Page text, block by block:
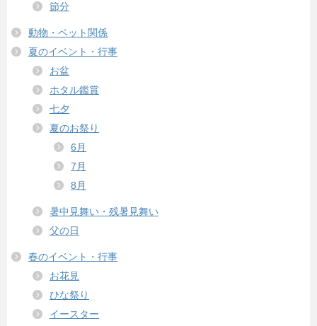
節分
動物・ペット関係
夏のイベント・行事
お盆
ホタル鑑賞
七夕
夏のお祭り
6月
7月
8月
暑中見舞い・残暑見舞い
父の日
春のイベント・行事
お花見
ひな祭り
イースター